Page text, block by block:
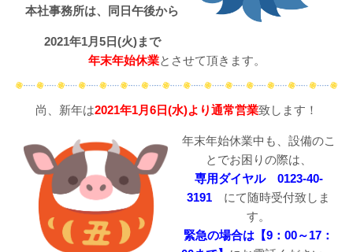
本社事務所は、 同日午後から
2021年1月5日(火)まで
年末年始休業とさせて頂きます。
尚、新年は2021年1月6日(水)より通常営業致します！
年末年始休業中も、設備のこ
とでお困りの際は、
専用ダイヤル 0123-40-
3191 にて随時受付致しま
す。
緊急の場合は【9：00～17：